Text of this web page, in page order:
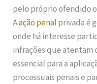
pelo próprio ofendido
Aação penal privada é
onde há interesse
infrações que atentam
essencial para a
processuais penais e